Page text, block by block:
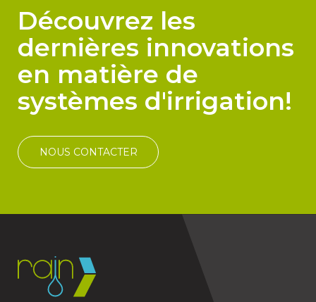
Découvrez les
dernières innovations
en matière de
systèmes d'irrigation!
NOUS CONTACTER